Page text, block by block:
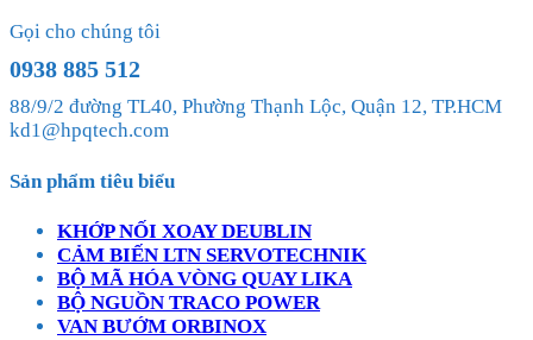
Gọi cho chúng tôi
0938 885 512
88/9/2 đường TL40, Phường Thạnh Lộc, Quận 12, TP.HCM
kd1@hpqtech.com
Sản phẩm tiêu biểu
KHỚP NỐI XOAY DEUBLIN
CẢM BIẾN LTN SERVOTECHNIK
BỘ MÃ HÓA VÒNG QUAY LIKA
BỘ NGUỒN TRACO POWER
VAN BƯỚM ORBINOX